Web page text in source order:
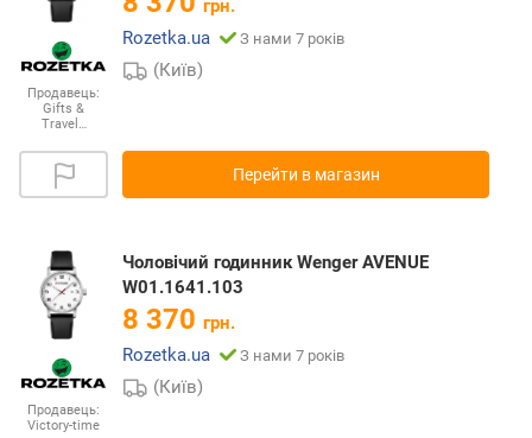
Продавець:
Gifts &
Travel…
грн.
Rozetka.ua
З нами 7 років
(Київ)
Перейти в магазин
Продавець:
Victory-time
Чоловічий годинник Wenger AVENUE
W01.1641.103
8 370 грн.
Rozetka.ua
З нами 7 років
(Київ)